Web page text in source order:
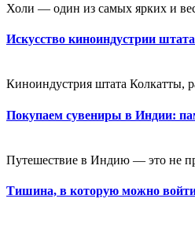
Холи — один из самых ярких и
Искусство киноиндустрии
Киноиндустрия штата Колкатты,
Покупаем сувениры в Индии:
Путешествие в Индию — это не
Тишина, в которую можно